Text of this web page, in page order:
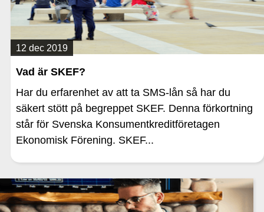
12 dec 2019
Vad är SKEF?
Har du erfarenhet av att ta SMS-lån så har du
säkert stött på begreppet SKEF. Denna förkortning
står för Svenska Konsumentkreditföretagen
Ekonomisk Förening. SKEF...